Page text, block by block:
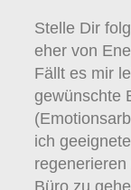
Stelle Dir
eher von
Fällt es mir
gewünschte
ich